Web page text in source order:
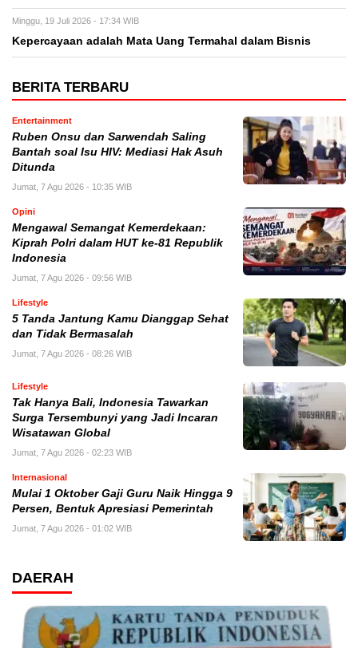
Minggu, 19 Juli 2026 - 17:34 WIB
Kepercayaan adalah Mata Uang Termahal dalam Bisnis
BERITA TERBARU
Entertainment
Ruben Onsu dan Sarwendah Saling
Bantah soal Isu HIV: Mediasi Hak Asuh
Ditunda
Jumat, 7 Agu 2026 - 10:35 WIB
Opini
Mengawal Semangat Kemerdekaan:
Kiprah Polri dalam HUT ke-81 Republik
Indonesia
Jumat, 7 Agu 2026 - 09:56 WIB
Lifestyle
5 Tanda Jantung Kamu Dianggap Sehat
dan Tidak Bermasalah
Jumat, 7 Agu 2026 - 08:26 WIB
Lifestyle
Tak Hanya Bali, Indonesia Tawarkan
Surga Tersembunyi yang Jadi Incaran
Wisatawan Global
Jumat, 7 Agu 2026 - 02:23 WIB
Internasional
Mulai 1 Oktober Gaji Guru Naik Hingga 9
Persen, Bentuk Apresiasi Pemerintah
Jumat, 7 Agu 2026 - 01:02 WIB
DAERAH